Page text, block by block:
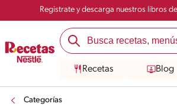
Registrate y descarga nuestros libros
Recetas Blog
Categorías